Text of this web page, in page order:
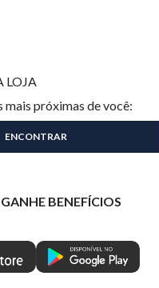
LOJA
mais próximas de você:
BENEFÍCIOS